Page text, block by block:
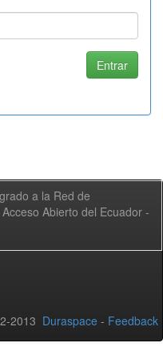
a la Red de
Abierto del Ecuador -
2013 Duraspace - Feedback